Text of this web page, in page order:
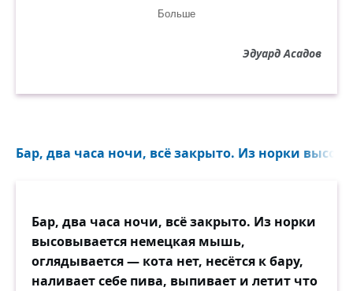
Приёмник бурчит бессвязно,
Метельно, красиво, сказочно...
Сказка... мечта-полуночница...
Но где её взять? Откуда?
А сердцу так чуда хочется,
Пусть маленького, но чуда!
Больше
Эдуард Асадов
Бар, два часа ночи, всё закрыто. Из норки
Бар, два часа ночи, всё закрыто. Из норки
высовывается немецкая мышь,
оглядывается — кота нет, несётся к бару,
наливает себе пива, выпивает и летит что